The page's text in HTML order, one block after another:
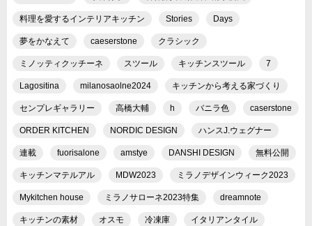
料理を愛するインテリアキッチン Stories Days
夢をかなえて caeserstone クラシック
ミノッティクッチーネ スツール キッチンスツール 7
Lagositina milanosaolne2024 キッチンから考える家づくり
センプレギャラリー 高橋大輔 h バニラ色 caserstone
ORDER KITCHEN NORDIC DESIGN ハンスJ.ウェグナー
連載 fuorisalone amstye DANSHI DESIGN 無料公開
キッチンマテルアル MDW2023 ミラノデザインウィーク2023
Mykitchen house ミラノサローネ2023特集 dreamnote
キッチンの素材 オスモ 冷凍庫 イタリアンタイル